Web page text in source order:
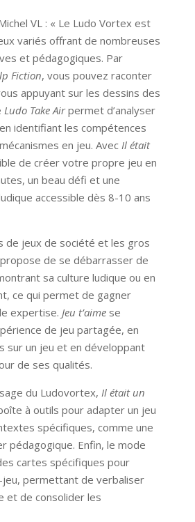
VL : « Le Ludo Vortex est
variés offrant de nombreuses
et pédagogiques. Par
Fiction, vous pouvez raconter
appuyant sur les dessins des
Ludo Take Airpermet d’analyser
identifiant les compétences
en jeu. Avec Il était
de créer votre propre jeu en
un beau défi et une
accessible dès 8-10 ans
de jeux de société et les gros
de se débarrasser de
sa culture ludique ou en
ce qui permet de gagner
expertise. Jeu t’aime se
de jeu partagée, en
sur un jeu et en développant
de ses qualités.
du Ludovortex, Il était un
à outils pour adapter un jeu
spécifiques, comme une
pédagogique. Enfin, le mode
cartes spécifiques pour
jeu, permettant de verbaliser
et de consolider les